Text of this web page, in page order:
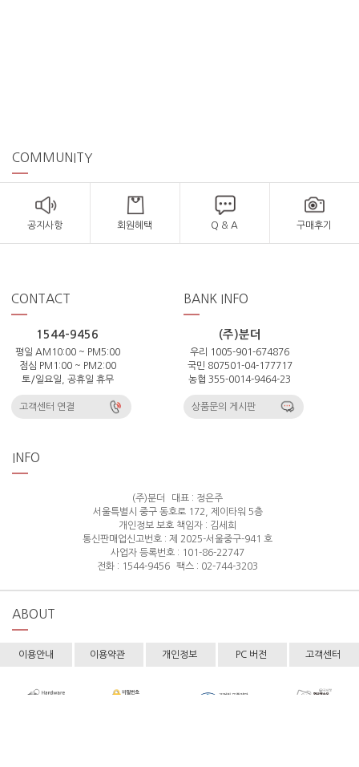
COMMUNITY
공지사항 회원혜택 Q & A 구매후기
CONTACT
1544-9456
평일 AM10:00 ~ PM5:00
점심 PM1:00 ~ PM2:00
토/일요일, 공휴일 휴무
고객센터 연결
BANK INFO
(주)분더
우리 1005-901-674876
국민 807501-04-177717
농협 355-0014-9464-23
상품문의 게시판
INFO
(주)분더
대표 : 정은주
서울특별시 중구 동호로 172, 제이타워 5층
개인정보 보호 책임자 : 김세희
통신판매업신고번호 : 제 2025-서울중구-941 호
사업자 등록번호 : 101-86-22747
전화 : 1544-9456
팩스 : 02-744-3203
ABOUT
이용안내 이용약관 개인정보 PC 버전 고객센터